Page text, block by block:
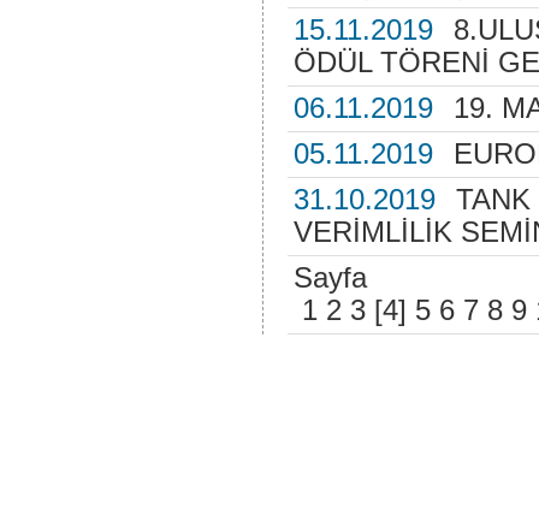
15.11.2019
ÖDÜL TÖRENİ
06.11.2019
19.
05.11.2019
31.10.2019
VERİMLİLİK
Sayfa
1 2 3[4] 5 6 7 8 9